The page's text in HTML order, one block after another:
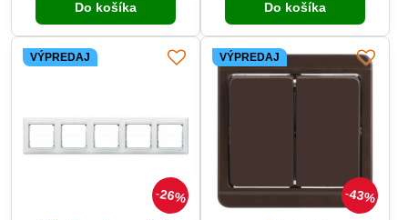
Do košíka Do košíka
26%
VÝPREDAJ
43%
VÝPREDAJ